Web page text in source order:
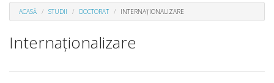
ACASĂ STUDII DOCTORAT INTERNAȚIONALIZARE
Internaționalizare